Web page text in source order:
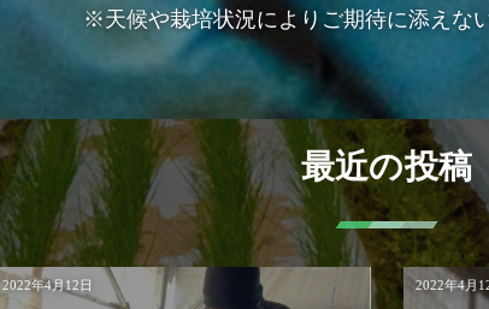
※天候や栽培状況によりご期待に添えな
最近の投稿
2022年4月12日 2022年4月